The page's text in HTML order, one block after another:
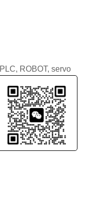
PLC, ROBOT, servo